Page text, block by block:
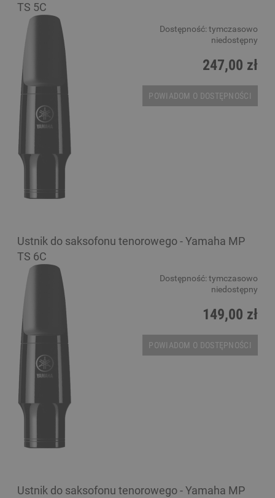
TS 5C
Dostępność: tymczasowo
niedostępny
247,00 zł
POWIADOM O DOSTĘPNOŚCI
Ustnik do saksofonu tenorowego - Yamaha MP
TS 6C
Dostępność: tymczasowo
niedostępny
149,00 zł
POWIADOM O DOSTĘPNOŚCI
Ustnik do saksofonu tenorowego - Yamaha MP